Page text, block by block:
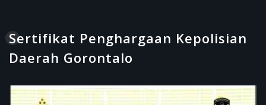
Sertifikat Penghargaan Kepolisian
Daerah Gorontalo